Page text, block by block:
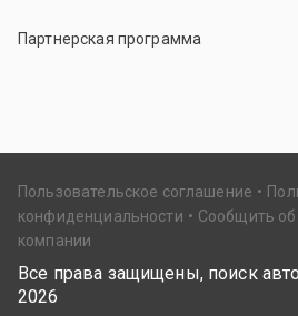
Партнерская программа
Пользовательское соглашение
конфиденциальности
Сообщить
компании
Все права защищены, поиск
2026